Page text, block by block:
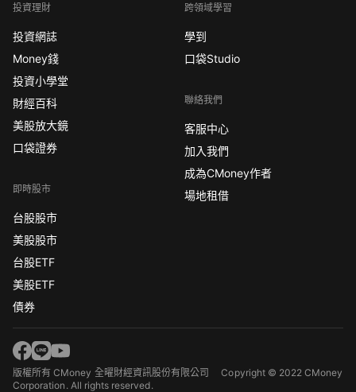
投資理財
投資網誌
Money錢
投資小學堂
財經百科
美股放大鏡
口袋證券
即時股市
台股股市
美股股市
台股ETF
美股ETF
債券
跨領域學習
學到
口袋Studio
聯絡我們
客服中心
加入我們
成為CMoney作者
場地租借
版權所有 CMoney 全曜財經資訊股份有限公司Copyright © 2022 CMoney
Corporation. All rights reserved.